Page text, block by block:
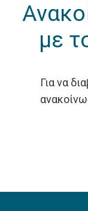
με
Για να